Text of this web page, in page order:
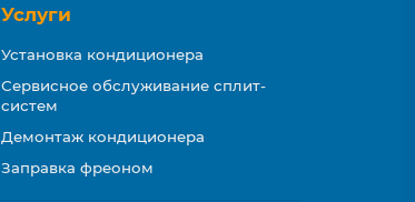
Услуги
Установка кондиционера
Сервисное обслуживание сплит-
систем
Демонтаж кондиционера
Заправка фреоном